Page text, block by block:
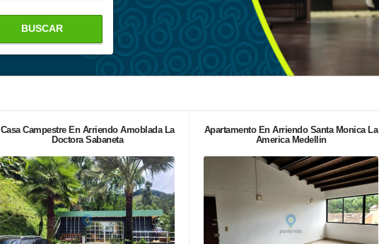
BUSCAR
Casa Campestre En Arriendo Amoblada La
Doctora Sabaneta
Apartamento En Arriendo Santa Monica La
America Medellin